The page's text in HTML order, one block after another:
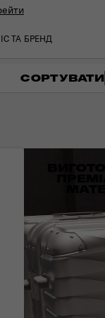
ТА БРЕНД
В КИЄВІ
СОРТУВАТИ